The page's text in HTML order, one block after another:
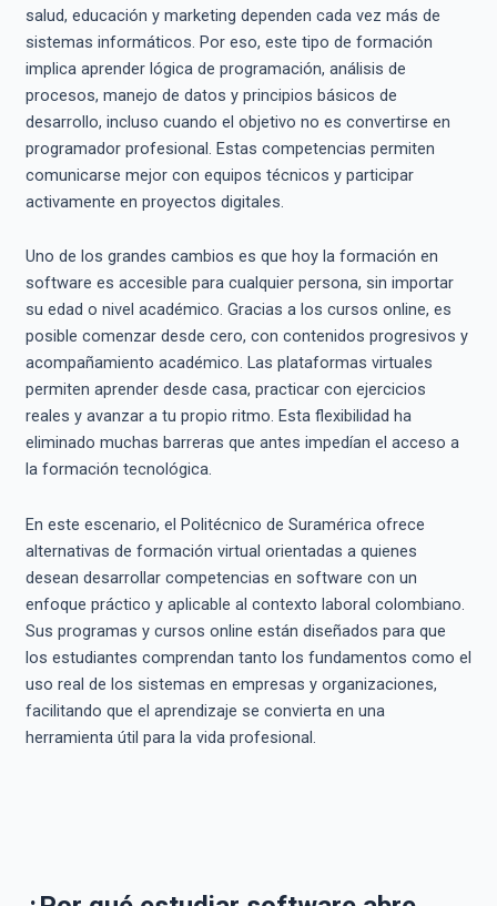
salud, educación y marketing dependen cada vez más de
sistemas informáticos. Por eso, este tipo de formación
implica aprender lógica de programación, análisis de
procesos, manejo de datos y principios básicos de
desarrollo, incluso cuando el objetivo no es convertirse en
programador profesional. Estas competencias permiten
comunicarse mejor con equipos técnicos y participar
activamente en proyectos digitales.
Uno de los grandes cambios es que hoy la formación en
software es accesible para cualquier persona, sin importar
su edad o nivel académico. Gracias a los cursos online, es
posible comenzar desde cero, con contenidos progresivos y
acompañamiento académico. Las plataformas virtuales
permiten aprender desde casa, practicar con ejercicios
reales y avanzar a tu propio ritmo. Esta flexibilidad ha
eliminado muchas barreras que antes impedían el acceso a
la formación tecnológica.
En este escenario, el Politécnico de Suramérica ofrece
alternativas de formación virtual orientadas a quienes
desean desarrollar competencias en software con un
enfoque práctico y aplicable al contexto laboral colombiano.
Sus programas y cursos online están diseñados para que
los estudiantes comprendan tanto los fundamentos como el
uso real de los sistemas en empresas y organizaciones,
facilitando que el aprendizaje se convierta en una
herramienta útil para la vida profesional.